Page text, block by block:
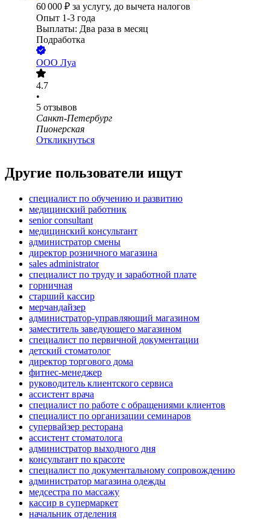
60 000 ₽ за услугу, до вычета налогов
Опыт 1-3 года
Выплаты: Два раза в месяц
Подработка
ООО Луа
4.7
•
5 отзывов
Санкт-Петербург
Пионерская
Откликнуться
Другие пользователи ищут
специалист по обучению и развитию
медицинский работник
senior consultant
медицинский консультант
администратор смены
директор розничного магазина
sales administrator
специалист по труду и заработной плате
горничная
старший кассир
мерчандайзер
администратор-управляющий магазином
заместитель заведующего магазином
специалист по первичной документации
детский стоматолог
директор торгового дома
фитнес-менеджер
руководитель клиентского сервиса
ассистент врача
специалист по работе с обращениями клиентов
специалист по организации семинаров
супервайзер ресторана
ассистент стоматолога
администратор выходного дня
консультант по красоте
специалист по документальному сопровождению
администратор магазина одежды
медсестра по массажу
кассир в супермаркет
начальник отделения